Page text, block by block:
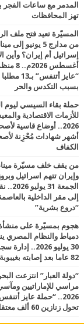
تهز المحافظات
المسيّرة تعيد فتح ملف
من مدارج 5
أغسطس
“عايز
بسبب التكدس والحر
حملة بقاء السيسي ليوم
أشهر شهادات مُحْزِنة
الكفاف
من يقف خلف مسيّرة
وإيران تتهم اسرائيل
إلى مقر الداخلية
“دروع بشرية”
هجوم بمسيّرة على منشأة
دمياط والنظام المصري
30 يوليو
82 عاما بعد إصابته بغيبوبة
“دولة العبار” انتزعت
تحول زنازين 60 ألف معتقل في مصر إلى قبور مغلقة